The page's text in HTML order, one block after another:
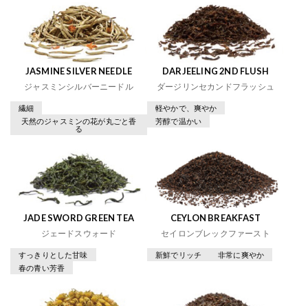
JASMINE SILVER NEEDLE
ジャスミンシルバーニードル
繊細
天然のジャスミンの花が丸ごと香
る
DARJEELING 2ND FLUSH
ダージリンセカンドフラッシュ
軽やかで、爽やか
芳醇で温かい
JADE SWORD GREEN TEA
ジェードスウォード
すっきりとした甘味
春の青い芳香
CEYLON BREAKFAST
セイロンブレックファースト
新鮮でリッチ 非常に爽やか